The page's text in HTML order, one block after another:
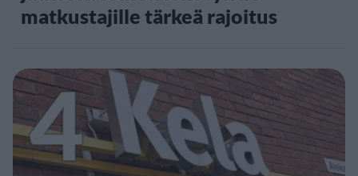
matkustajille tärkeä rajoitus
4